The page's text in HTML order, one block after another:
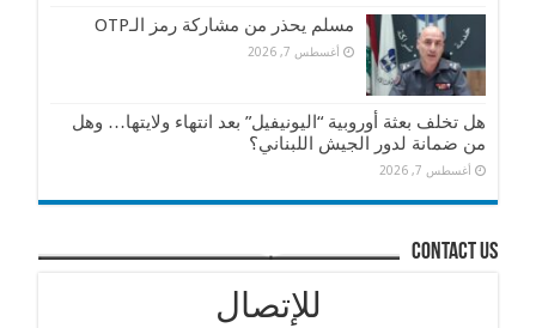
مسلم يحذر من مشاركة رمز الـOTP
أغسطس 7, 2026
هل تخلف بعثة أوروبية “اليونيفيل” بعد انتهاء ولايتها… وهل
من ضمانة لدور الجيش اللبناني؟
أغسطس 7, 2026
contact us
للإتصال